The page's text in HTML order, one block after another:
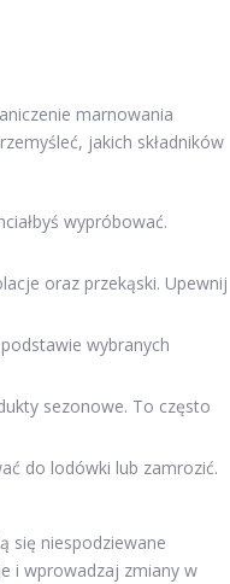
marnowania
jakich składników
wypróbować.
oraz przekąski. Upewnij
wybranych
sezonowe. To często
do lodówki lub zamrozić.
się niespodziewane
i wprowadzaj zmiany w